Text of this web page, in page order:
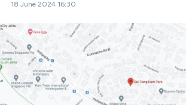
18 June 2024 16:30